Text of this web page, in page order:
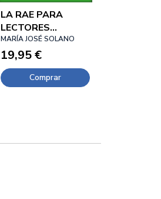
LA RAE PARA
LECTORES
CURIOSOS
MARÍA JOSÉ SOLANO
19,95 €
Comprar